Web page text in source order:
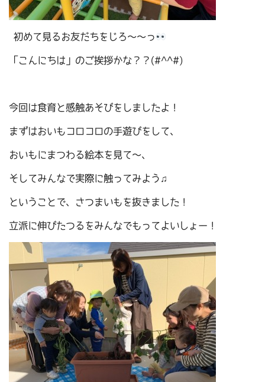
初めて見るお友だちをじろ～～っ
「こんにちは」のご挨拶かな？？(#^^#)
今回は食育と感触あそびをしましたよ！
まずはおいもコロコロの手遊びをして、
おいもにまつわる絵本を見て～、
そしてみんなで実際に触ってみよう♫
ということで、さつまいもを抜きました！
立派に伸びたつるをみんなでもってよいしょー！